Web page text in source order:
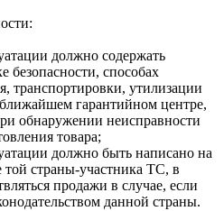
должно содержать
способах
транспортировки, утилизации
гарантийном центре,
обнаружении неисправности
товара;
должно быть написано на
той страны-участника ТС, в
продажи в случае, если
данной страны.